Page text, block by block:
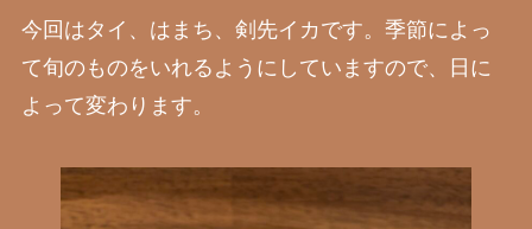
今回はタイ、はまち、剣先イカです。季節によっ
て旬のものをいれるようにしていますので、日に
よって変わります。